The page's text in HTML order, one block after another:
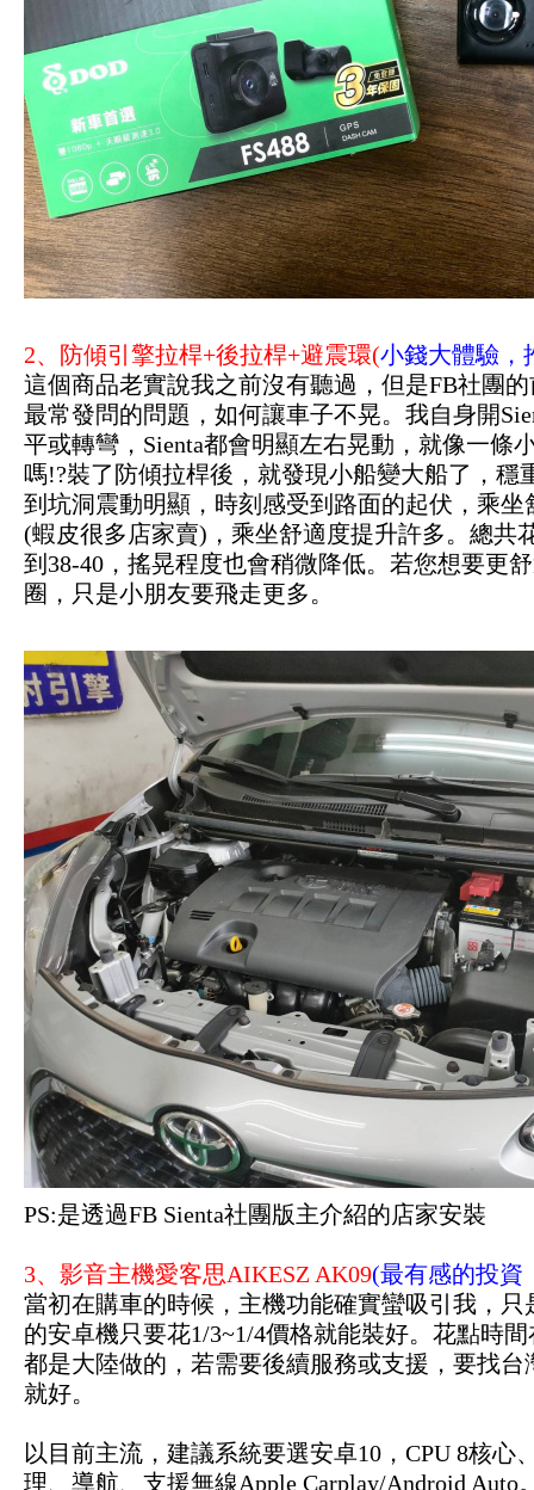
2、防傾引擎拉桿+後拉桿+避震環(小錢大體驗
這個商品老實說我之前沒有聽過，但是FB社團
最常發問的問題，如何讓車子不晃。我自身開
平或轉彎，Sienta都會明顯左右晃動，就像一條
嗎!?裝了防傾拉桿後，就發現小船變大船了，穩
到坑洞震動明顯，時刻感受到路面的起伏，乘
(蝦皮很多店家賣)，乘坐舒適度提升許多。總共
到38-40，搖晃程度也會稍微降低。若您想要更
圈，只是小朋友要飛走更多。
PS:是透過FB Sienta社團版主介紹的店家安裝
3、影音主機愛客思AIKESZ AK09(最有感的投
當初在購車的時候，主機功能確實蠻吸引我，
的安卓機只要花1/3~1/4價格就能裝好。花點時
都是大陸做的，若需要後續服務或支援，要找
就好。
以目前主流，建議系統要選安卓10，CPU 8核心
理、導航、支援無線Apple Carplay/Android